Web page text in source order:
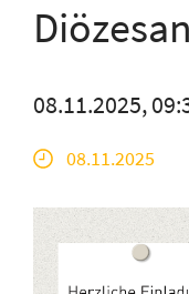
08.11.2025,
08.11.2025